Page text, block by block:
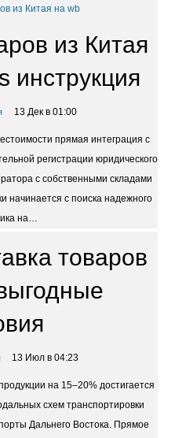
из Китая
инструкция
13 Дек в 01:00
прямая интеграция с
регистрации юридического
с собственными складами
начинается с поиска надежного
на…
товаров
13 Июл в 04:23
на 15–20% достигается
схем транспортировки
Дальнего Востока. Прямое